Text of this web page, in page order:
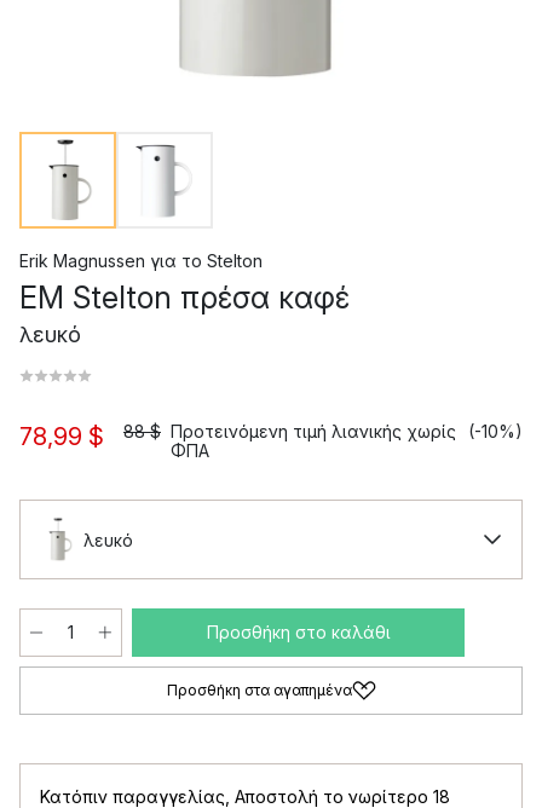
Erik Magnussen για το Stelton
EM Stelton πρέσα καφέ
λευκό
78,99 $ 88 $ Προτεινόμενη τιμή λιανικής χωρίς
ΦΠΑ
(-10%)
λευκό
Προσθήκη στο καλάθι
Προσθήκη στα αγαπημένα
Κατόπιν παραγγελίας Αποστολή το νωρίτερο 18